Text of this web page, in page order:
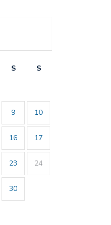
S
S
9 10
16 17
23 24
30